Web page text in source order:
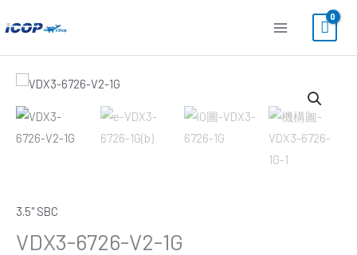
容
を
3.5" SBC
VDX3-6726-V2-1G
VDX3-
6726-
V2-
1G